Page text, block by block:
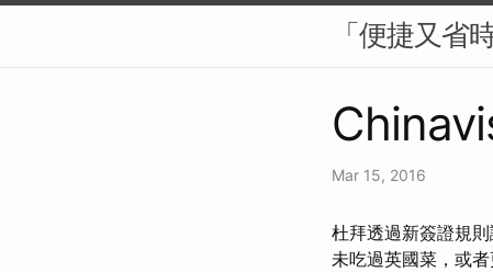
「便捷又省
Mar 15, 2016
杜拜透過新簽證規
未吃過英國菜，或